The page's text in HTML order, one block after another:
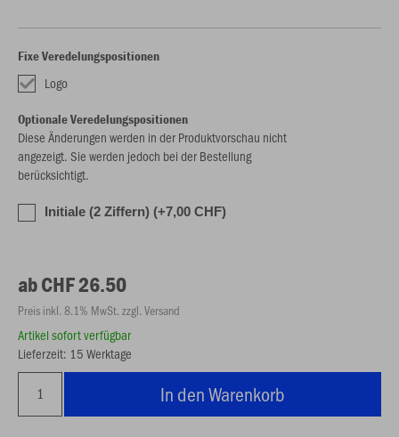
Fixe Veredelungspositionen
Logo
Optionale Veredelungspositionen
Diese Änderungen werden in der Produktvorschau nicht
angezeigt. Sie werden jedoch bei der Bestellung
berücksichtigt.
Initiale (2 Ziffern) (+7,00 CHF)
ab CHF 26.50
Preis inkl. 8.1% MwSt. zzgl. Versand
Artikel sofort verfügbar
Lieferzeit: 15 Werktage
In den Warenkorb